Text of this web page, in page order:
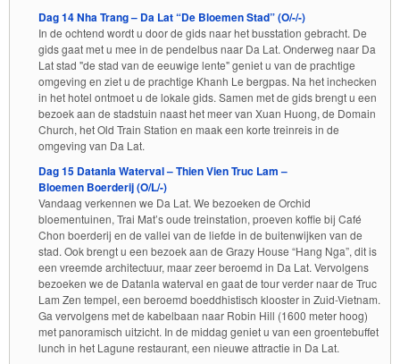
Dag 14 Nha Trang – Da Lat “De Bloemen Stad” (O/-/-)
In de ochtend wordt u door de gids naar het busstation gebracht. De
gids gaat met u mee in de pendelbus naar Da Lat. Onderweg naar Da
Lat stad "de stad van de eeuwige lente" geniet u van de prachtige
omgeving en ziet u de prachtige Khanh Le bergpas. Na het inchecken
in het hotel ontmoet u de lokale gids. Samen met de gids brengt u een
bezoek aan de stadstuin naast het meer van Xuan Huong, de Domain
Church, het Old Train Station en maak een korte treinreis in de
omgeving van Da Lat.
Dag 15 Datanla Waterval – Thien Vien Truc Lam –
Bloemen Boerderij (O/L/-)
Vandaag verkennen we Da Lat. We bezoeken de Orchid
bloementuinen, Trai Mat’s oude treinstation, proeven koffie bij Café
Chon boerderij en de vallei van de liefde in de buitenwijken van de
stad. Ook brengt u een bezoek aan de Grazy House “Hang Nga”, dit is
een vreemde architectuur, maar zeer beroemd in Da Lat. Vervolgens
bezoeken we de Datanla waterval en gaat de tour verder naar de Truc
Lam Zen tempel, een beroemd boeddhistisch klooster in Zuid-Vietnam.
Ga vervolgens met de kabelbaan naar Robin Hill (1600 meter hoog)
met panoramisch uitzicht. In de middag geniet u van een groentebuffet
lunch in het Lagune restaurant, een nieuwe attractie in Da Lat.